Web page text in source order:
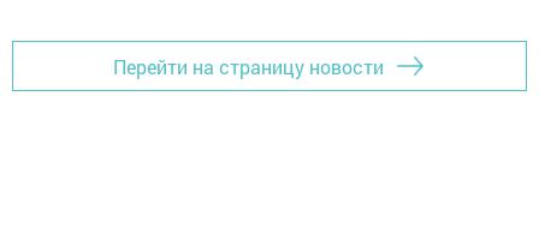
Перейти на страницу новости